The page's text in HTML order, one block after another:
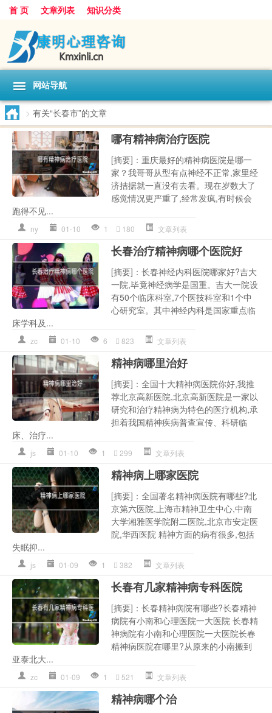
首 页 文章列表 知识分类
网站导航
> 有关“长春市”的文章
哪有精神病治疗医院
[摘要]：重庆最好的精神病医院是哪一
家？我哥哥从型有点神经不正常,家里经
济拮据就一直没有去看。现在岁数大了
感觉情况更严重了,经常发疯,有时候会
跑得不见...
ny 01-10 1 180 文章列表
长春治疗精神病哪个医院好
[摘要]：长春神经内科医院哪家好?吉大
一院,毕竟神经病学是国重。吉大一院设
有50个临床科室,7个医技科室和1个中
心研究室。其中神经内科是国家重点临
床学科及...
zc 01-10 6 823 文章列表
精神病哪里治好
[摘要]：全国十大精神病医院你好,我推
荐北京高新医院,北京高新医院是一家以
研究和治疗精神病为特色的医疗机构,承
担着我国精神疾病普查宣传、科研临
床、治疗...
js 01-10 1 299 文章列表
精神病上哪家医院
[摘要]：全国著名精神病医院有哪些?北
京第六医院,上海市精神卫生中心,中南
大学湘雅医学院附二医院,北京市安定医
院,华西医院 精神方面的病有很多,包括
失眠抑...
js 01-09 1 382 文章列表
长春有几家精神病专科医院
[摘要]：长春精神病院有哪些?长春精神
病院有小南和心理医院一大医院 长春精
神病院有小南和心理医院一大医院长春
精神病医院在哪里?从原来的小南搬到
亚泰北大...
zc 01-09 1 521 文章列表
精神病哪个治